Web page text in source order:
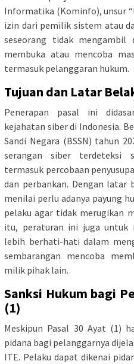
Informatika (Kominfo), unsur
izin dari pemilik sistem atau
seseorang tidak mengambil
membuka atau mencoba
termasuk pelanggaran hukum.
Tujuan dan Latar
Penerapan pasal ini
kejahatan siber di Indonesia.
Sandi Negara (BSSN) tahun
serangan siber terdeteksi
termasuk percobaan
dan perbankan. Dengan latar
menilai perlu adanya payung
pelaku agar tidak merugikan
itu, peraturan ini juga untuk
lebih berhati-hati dalam
sembarangan mencoba
milik pihak lain.
Sanksi Hukum bagi
(1)
Meskipun Pasal 30 Ayat (1)
pidana bagi pelanggarnya
ITE. Pelaku dapat dikenai